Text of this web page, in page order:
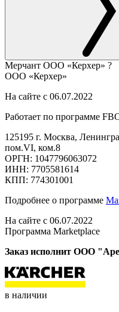
Мерчант ООО «Керхер» ?
ООО «Керхер»
На сайте с 06.07.2022
Работает по программе
125195 г. Москва,
пом.VI, ком.8
ОРГН: 1047796063072
ИНН: 7705581614
КПП: 774301001
Подробнее о программе
На сайте с 06.07.2022
Программа Marketplace
Заказ исполнит ООО
в наличии